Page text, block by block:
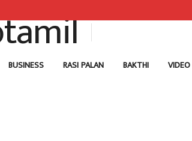
BUSINESS RASI PALAN BAKTHI VIDEO